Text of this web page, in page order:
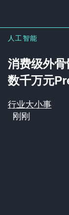
人工智能
消费级外
数千万元
行业大小事
刚刚